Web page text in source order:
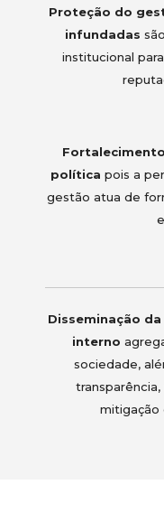
Proteção do
infundadas
institucional
política pois a
gestão atua de
Disseminação
interno
sociedade,
mitigação